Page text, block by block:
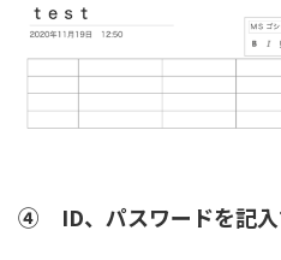
④ ID、パスワードを記入